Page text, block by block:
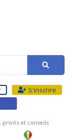
S'inscrire
privés et conseils